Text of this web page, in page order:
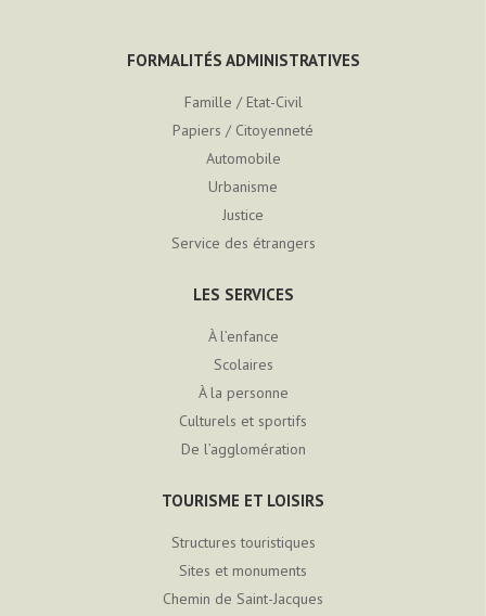
FORMALITÉS ADMINISTRATIVES
Famille / Etat-Civil
Papiers / Citoyenneté
Automobile
Urbanisme
Justice
Service des étrangers
LES SERVICES
À l’enfance
Scolaires
À la personne
Culturels et sportifs
De l’agglomération
TOURISME ET LOISIRS
Structures touristiques
Sites et monuments
Chemin de Saint-Jacques